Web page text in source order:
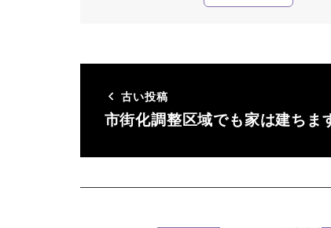
古い投稿
市街化調整区域でも家は建ちま